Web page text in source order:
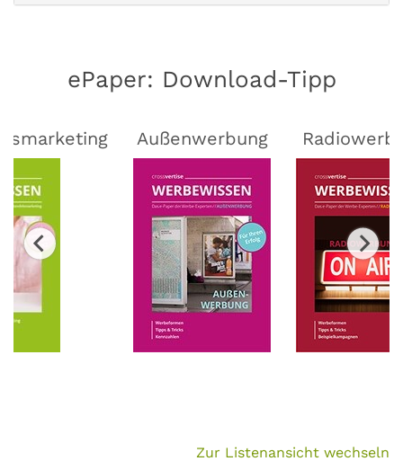
ePaper: Download-Tipp
Außenwerbung
Zur Listenansicht wechseln